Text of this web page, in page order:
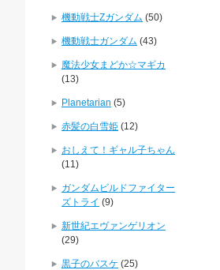
機動戦士Zガンダム (50)
機動戦士ガンダム (43)
魔法少女まどか☆マギカ
(13)
Planetarian (5)
赤髪の白雪姫 (12)
おしえて！ギャル子ちゃん
(11)
ガンダムビルドファイター
ズトライ (9)
新世紀エヴァンゲリオン
(29)
黒子のバスケ (25)